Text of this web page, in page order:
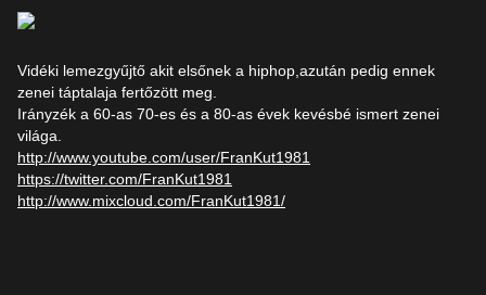
Vidéki lemezgyűjtő akit elsőnek a hiphop,azután pedig ennek
zenei táptalaja fertőzött meg.
Irányzék a 60-as 70-es és a 80-as évek kevésbé ismert zenei
világa.
http://www.youtube.com/user/FranKut1981
https://twitter.com/FranKut1981
http://www.mixcloud.com/FranKut1981/